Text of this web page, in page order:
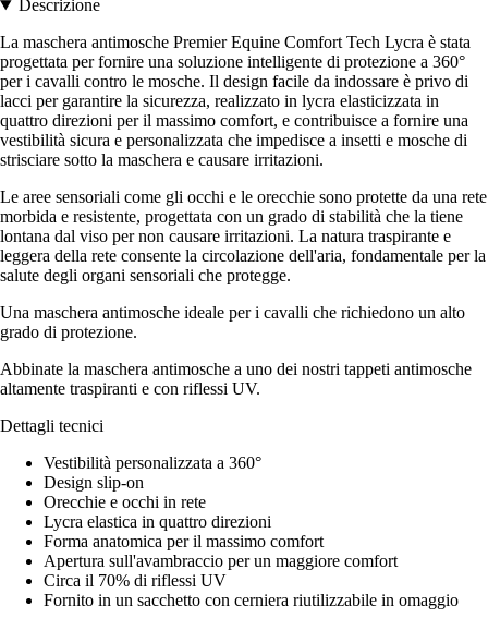
Descrizione
La maschera antimosche Premier Equine Comfort Tech Lycra è stata
progettata per fornire una soluzione intelligente di protezione a 360°
per i cavalli contro le mosche. Il design facile da indossare è privo di
lacci per garantire la sicurezza, realizzato in lycra elasticizzata in
quattro direzioni per il massimo comfort, e contribuisce a fornire una
vestibilità sicura e personalizzata che impedisce a insetti e mosche di
strisciare sotto la maschera e causare irritazioni.
Le aree sensoriali come gli occhi e le orecchie sono protette da una rete
morbida e resistente, progettata con un grado di stabilità che la tiene
lontana dal viso per non causare irritazioni. La natura traspirante e
leggera della rete consente la circolazione dell'aria, fondamentale per la
salute degli organi sensoriali che protegge.
Una maschera antimosche ideale per i cavalli che richiedono un alto
grado di protezione.
Abbinate la maschera antimosche a uno dei nostri tappeti antimosche
altamente traspiranti e con riflessi UV.
Dettagli tecnici
Vestibilità personalizzata a 360°
Design slip-on
Orecchie e occhi in rete
Lycra elastica in quattro direzioni
Forma anatomica per il massimo comfort
Apertura sull'avambraccio per un maggiore comfort
Circa il 70% di riflessi UV
Fornito in un sacchetto con cerniera riutilizzabile in omaggio